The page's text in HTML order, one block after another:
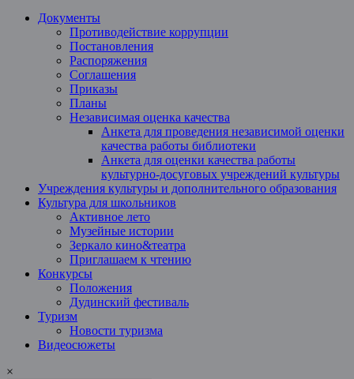
Муниципальное
учреждение
Документы
Противодействие коррупции
Постановления
Распоряжения
Соглашения
Приказы
Планы
Независимая оценка качества
Анкета для проведения независимой оценки
качества работы библиотеки
Анкета для оценки качества работы
культурно-досуговых учреждений культуры
Учреждения культуры и дополнительного образования
Культура для школьников
Активное лето
Музейные истории
Зеркало кино&театра
Приглашаем к чтению
Конкурсы
Положения
Дудинский фестиваль
Туризм
Новости туризма
Видеосюжеты
×